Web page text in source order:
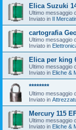
Elica Suzuki
Ultimo messaggio
Inviato in Il
cartografia
Ultimo messaggio
Inviato in
Elica per king
Ultimo messaggio
Inviato in Eliche &
********
Ultimo messaggio
Inviato in
Mercury 115
Ultimo messaggio
Inviato in Eliche &